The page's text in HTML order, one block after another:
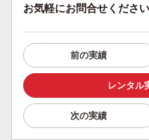
お気軽にお問合せくださ
前の実績
レンタル
次の実績